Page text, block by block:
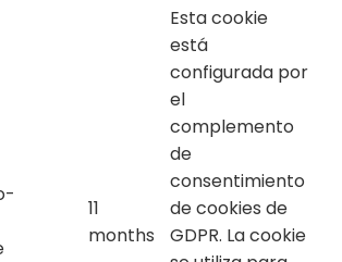
11
months
Esta cookie
está
configurada por
el
complemento
de
consentimiento
de cookies de
GDPR. La cookie